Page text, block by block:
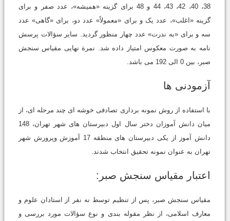
38، 40، 42، 43، 44 و 48 برای گزینه «همیشه»، عدد صفر و برای
گزینه «اغلب»، عدد یک و برای «معمولاً» عدد دو، برای «گاهی» عدد
سه و برای «به ندرت» عدد چهار منظور گردید. سایر سؤالات پرسش
نامه به صورت معکوس امتیاز داده شد. نمرة نهایی مقیاس سنجش
صبر، بین 0 الی 192 می باشد.
آزمودنی ها
با استفاده از روش نمونه برداری تصادفی خوشه ای چند مرحله ای، از
میان دانش آموزان دختر سال اول دبیرستان های شهر تهران، 148
دانش آموز از یکی دبیرستان های منطقه 17 آموزش وپرورش شهر
تهران به عنوان نمونه تحقیق انتخاب شدند.
اعتبار مقیاس سنجش صبر:
مقیاس سنجش صبر، پس از تنظیم توسط نه نفر از استادان علوم و
معارف اسلامی، از نظر مقوله بندی و نوع سؤالات مورد بررسی و